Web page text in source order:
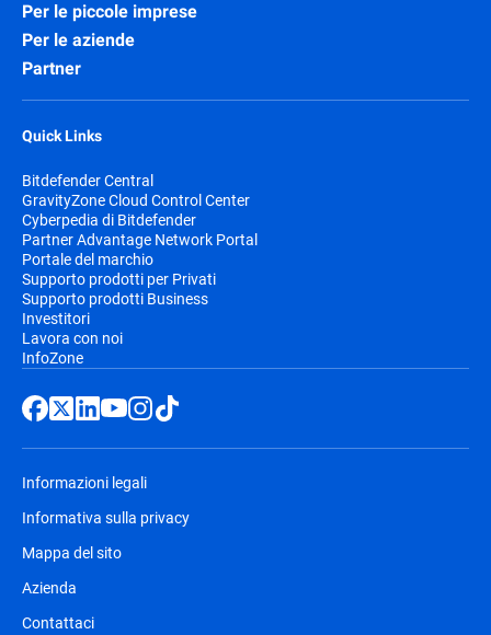
Per le piccole imprese
Per le aziende
Partner
Quick Links
Bitdefender Central
GravityZone Cloud Control Center
Cyberpedia di Bitdefender
Partner Advantage Network Portal
Portale del marchio
Supporto prodotti per Privati
Supporto prodotti Business
Investitori
Lavora con noi
InfoZone
Informazioni legali
Informativa sulla privacy
Mappa del sito
Azienda
Contattaci